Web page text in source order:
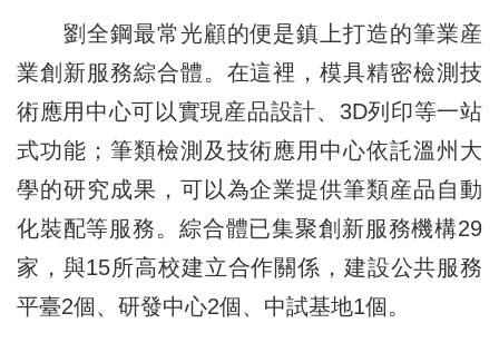
劉全鋼最常光顧的便是鎮上打造的筆業産
業創新服務綜合體。在這裡，模具精密檢測技
術應用中心可以實現産品設計、3D列印等一站
式功能；筆類檢測及技術應用中心依託溫州大
學的研究成果，可以為企業提供筆類産品自動
化裝配等服務。綜合體已集聚創新服務機構29
家，與15所高校建立合作關係，建設公共服務
平臺2個、研發中心2個、中試基地1個。